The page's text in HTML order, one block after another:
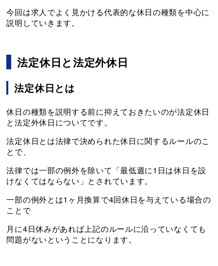
今回は求人でよく見かける代表的な休日の種類を中心に
説明していきます。
法定休日と法定外休日
法定休日とは
休日の種類を説明する前に抑えておきたいのが法定休日
と法定外休日についてです。
法定休日とは法律で決められた休日に関するルールのこ
とで、
法律では一部の例外を除いて「最低週に1日は休日を設
けなくてはならない」とされています。
一部の例外とは1ヶ月換算で4回休日を与えている場合の
ことで
月に4日休みがあれば上記のルールに沿っていなくても
問題がないということになります。